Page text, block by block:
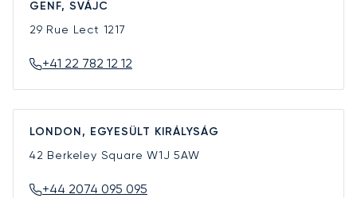
GENF, SVÁJC
29 Rue Lect 1217
+41 22 782 12 12
LONDON, EGYESÜLT KIRÁLYSÁG
42 Berkeley SquareW1J 5AW
+44 2074 095 095